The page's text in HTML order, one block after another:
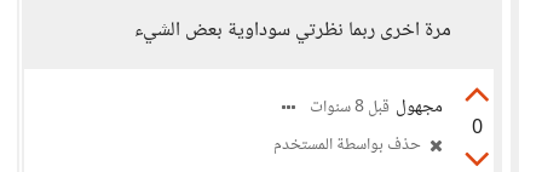
مرة اخرى ربما نظرتي سوداوية بعض الشيء
0
مجهول قبل 8 سنوات
حذف بواسطة المستخدم